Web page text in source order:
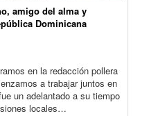
amigo del alma y
Dominicana
en la redacción pollera
a trabajar juntos en
un adelantado a su tiempo
locales…